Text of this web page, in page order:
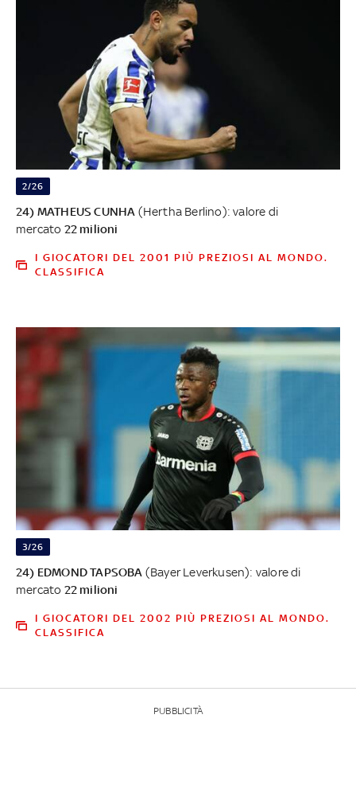
2/26
24) MATHEUS CUNHA (Hertha Berlino): valore di
mercato 22 milioni
I GIOCATORI DEL 2001 PIÙ PREZIOSI AL MONDO.
CLASSIFICA
3/26
24) EDMOND TAPSOBA (Bayer Leverkusen): valore di
mercato 22 milioni
I GIOCATORI DEL 2002 PIÙ PREZIOSI AL MONDO.
CLASSIFICA
PUBBLICITÀ